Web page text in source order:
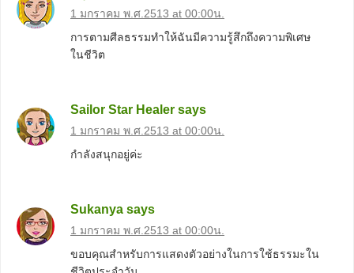
1 มกราคม พ.ศ.2513 at 00:00น.
การตามศีลธรรมทำให้ฉันมีความรู้สึกถึงความพิเศษ
ในชีวิต
Sailor Star Healer says
1 มกราคม พ.ศ.2513 at 00:00น.
กำลังสนุกอยู่ค่ะ
Sukanya says
1 มกราคม พ.ศ.2513 at 00:00น.
ขอบคุณสำหรับการแสดงตัวอย่างในการใช้ธรรมะใน